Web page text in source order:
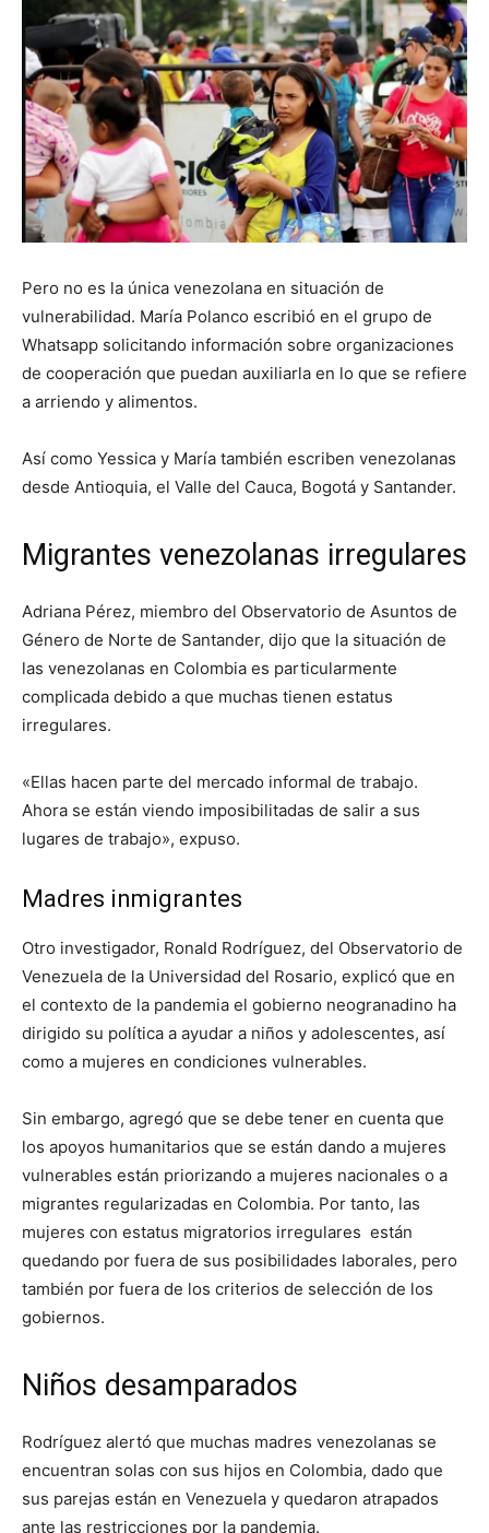
Pero no es la única venezolana en situación de
vulnerabilidad. María Polanco escribió en el grupo de
Whatsapp solicitando información sobre organizaciones
de cooperación que puedan auxiliarla en lo que se refiere
a arriendo y alimentos.
Así como Yessica y María también escriben venezolanas
desde Antioquia, el Valle del Cauca, Bogotá y Santander.
Migrantes venezolanas irregulares
Adriana Pérez, miembro del Observatorio de Asuntos de
Género de Norte de Santander, dijo que la situación de
las venezolanas en Colombia es particularmente
complicada debido a que muchas tienen estatus
irregulares.
«Ellas hacen parte del mercado informal de trabajo.
Ahora se están viendo imposibilitadas de salir a sus
lugares de trabajo», expuso.
Madres inmigrantes
Otro investigador, Ronald Rodríguez, del Observatorio de
Venezuela de la Universidad del Rosario, explicó que en
el contexto de la pandemia el gobierno neogranadino ha
dirigido su política a ayudar a niños y adolescentes, así
como a mujeres en condiciones vulnerables.
Sin embargo, agregó que se debe tener en cuenta que
los apoyos humanitarios que se están dando a mujeres
vulnerables están priorizando a mujeres nacionales o a
migrantes regularizadas en Colombia. Por tanto, las
mujeres con estatus migratorios irregulares están
quedando por fuera de sus posibilidades laborales, pero
también por fuera de los criterios de selección de los
gobiernos.
Niños desamparados
Rodríguez alertó que muchas madres venezolanas se
encuentran solas con sus hijos en Colombia, dado que
sus parejas están en Venezuela y quedaron atrapados
ante las restricciones por la pandemia.